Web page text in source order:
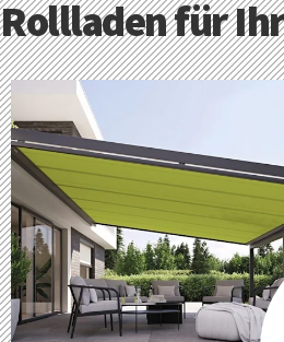
Rollladen für